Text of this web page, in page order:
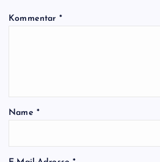
Kommentar *
Name *